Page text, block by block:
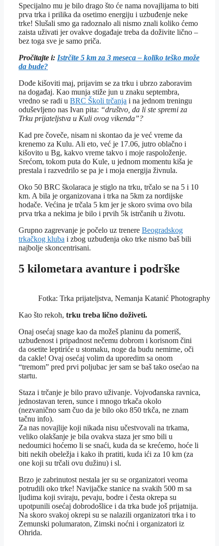
Specijalno mu je bilo drago što će nama novajlijama to biti
prva trka i prilika da osetimo energiju i uzbuđenje neke
trke! Slušali smo ga radoznalo ali nismo znali koliko ćemo
zaista uživati jer ovakve događaje treba da doživite lično –
bez toga sve je samo priča.
Pročitajte i: Istrčite 5 km za 3 meseca – koliko teško može
da bude?
Dođe kišoviti maj, prijavim se za trku i ubrzo zaboravim
na događaj. Kao munja stiže jun u znaku septembra,
vredno se radi u BRC Školi trčanja i na jednom treningu
oduševljeno nas Ivan pita: “društvo, da li ste spremi za
Trku prijateljstva u Kuli ovog vikenda”?
Kad pre čoveče, nisam ni skontao da je već vreme da
krenemo za Kulu. Ali eto, već je 17.06, jutro oblačno i
kišovito u Bg, kakvo vreme takvo i moje raspoloženje.
Srećom, tokom puta do Kule, u jednom momentu kiša je
prestala i razvedrilo se pa je i moja energija živnula.
Oko 50 BRC školaraca je stiglo na trku, trčalo se na 5 i 10
km. A bila je organizovana i trka na 5km za nordijske
hodače. Većina je trčala 5 km jer je skoro svima ovo bila
prva trka a nekima je bilo i prvih 5k istrčanih u životu.
Grupno zagrevanje je počelo uz trenere Beogradskog
trkačkog kluba i zbog uzbuđenja oko trke nismo baš bili
najbolje skoncentrisani.
5 kilometara avanture i podrške
Fotka: Trka prijateljstva, Nemanja Katanić Photography
Kao što rekoh, trku treba lično doživeti.
Onaj osećaj snage kao da možeš planinu da pomeriš,
uzbuđenost i pripadnost nečemu dobrom i korisnom čini
da osetite leptiriće u stomaku, noge da budu nemirne, oči
da cakle! Ovaj osećaj volim da uporedim sa onom
“tremom” pred prvi poljubac jer sam se baš tako osećao na
startu.
Staza i trčanje je bilo pravo uživanje. Vojvođanska ravnica,
jednostavan teren, sunce i mnogo trkača okolo
(nezvanično sam čuo da je bilo oko 850 trkča, ne znam
tačnu info).
Za nas novajlije koji nikada nisu učestvovali na trkama,
veliko olakšanje je bila ovakva staza jer smo bili u
nedoumici hoćemo li se snaći, kuda da se krećemo, hoće li
biti nekih obeležja i kako ih pratiti, kuda ići za 10 km (za
one koji su trčali ovu dužinu) i sl.
Brzo je zabrinutost nestala jer su se organizatori veoma
potrudili oko trke! Navijačke stanice na svakih 500 m sa
ljudima koji sviraju, pevaju, bodre i česta okrepa su
upotpunili osećaj dobrodošlice i da trka bude još prijatnija.
Na skoro svakoj okrepi su se nalazili organizatori trka i to
Zemunski polumaraton, Zimski noćni i organizatori iz
Ohrida.